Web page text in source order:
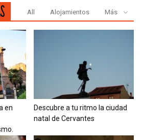
All Alojamientos Más
en
Descubre a tu ritmo la ciudad
natal de Cervantes